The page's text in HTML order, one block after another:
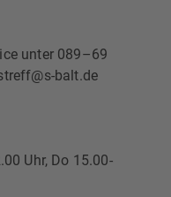
unter 089–69
balt.de
Uhr, Do 15.00-